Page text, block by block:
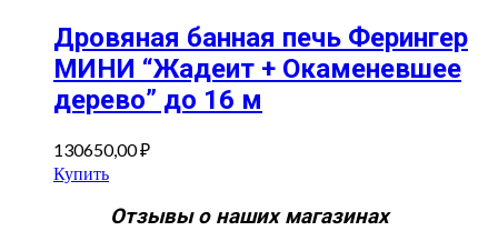
Дровяная банная печь Ферингер
МИНИ “Жадеит + Окаменевшее
дерево” до 16 м
130650,00₽
Купить
Отзывы о наших магазинах